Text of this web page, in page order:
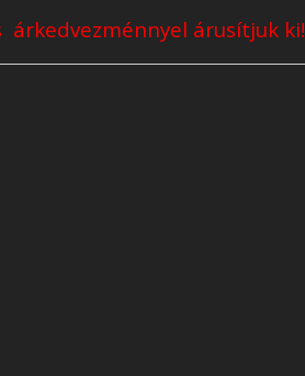
árkedvezménnyel árusítjuk ki!